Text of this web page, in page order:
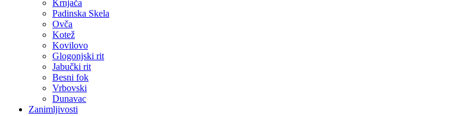
Krnjača
Padinska Skela
Ovča
Kotež
Kovilovo
Glogonjski rit
Jabučki rit
Besni fok
Vrbovski
Dunavac
Zanimljivosti